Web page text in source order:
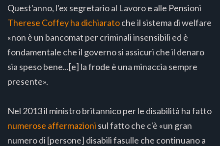
Quest'anno, l'ex segretario al Lavoro e alle Pensioni
Therese Coffey ha dichiaratoche il sistema di welfare
«non è un bancomat per criminali insensibili ed è
fondamentale che il governo si assicuri che il denaro
sia speso bene...[e] la frode è una minaccia sempre
presente».
Nel 2013 il ministro britannico per le disabilità ha fatto
numerose affermazioni sul fatto che c'è «un gran
numero di [persone] disabili fasulle che continuano a